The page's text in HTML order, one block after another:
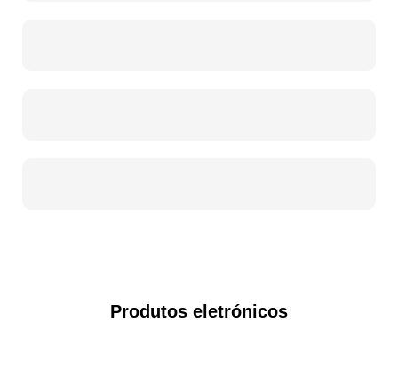
Produtos eletrónicos